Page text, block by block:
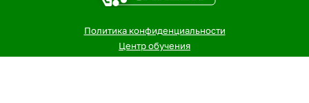
Политика конфиденциальности
Центр обучения